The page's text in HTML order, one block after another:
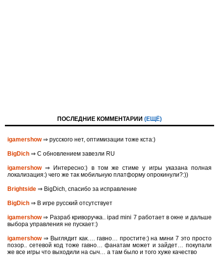
ПОСЛЕДНИЕ КОММЕНТАРИИ (ЕЩЁ)
igamershow⇒ русского нет, оптимизации тоже кста:)
BigDich ⇒ С обновлением завезли RU
igamershow⇒ Интересно:) в том же стиме у игры указана полная
локализация:) чего же так мобильную платформу опрокинули?:))
Brightside ⇒ BigDich, спасибо за исправление
BigDich ⇒ В игре русский отсутствует
igamershow⇒ Разраб криворучка.. ipad mini 7 работает в окне и дальше
выбора управления не пускает:)
igamershow⇒ Выглядит как…. гавно… простите:) на мини 7 это просто
позор.. сетевой код тоже гавно… фанатам может и зайдет… покупали
же все игры что выходили на сыч… а там было и того хуже качество